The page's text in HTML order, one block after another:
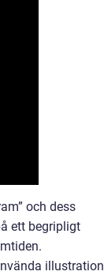
och dess
ett begripligt
illustration